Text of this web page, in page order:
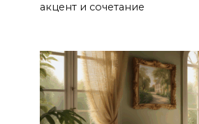
акцент и сочетание